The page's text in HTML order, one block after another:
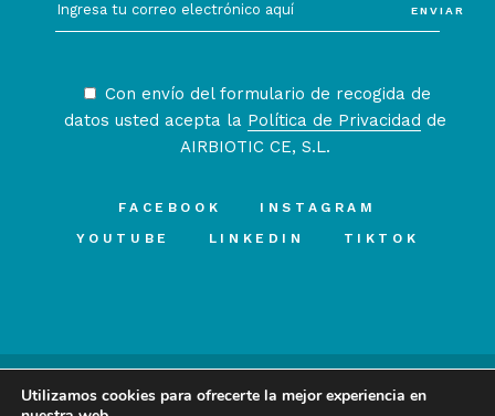
ENVIAR
Con envío del formulario de recogida de
datos usted acepta la Política de Privacidad de
AIRBIOTIC CE, S.L.
FACEBOOK
INSTAGRAM
YOUTUBE
LINKEDIN TIKTOK
Utilizamos cookies para ofrecerte la mejor experiencia en